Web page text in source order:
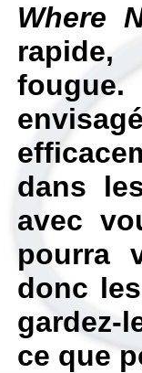
Where
dans
avec
pourra
donc
gardez-
ce que